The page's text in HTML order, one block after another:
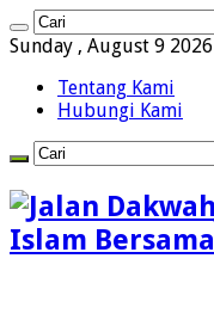
Sunday , August 9 2026
Tentang Kami
Hubungi Kami
Islam Bersama